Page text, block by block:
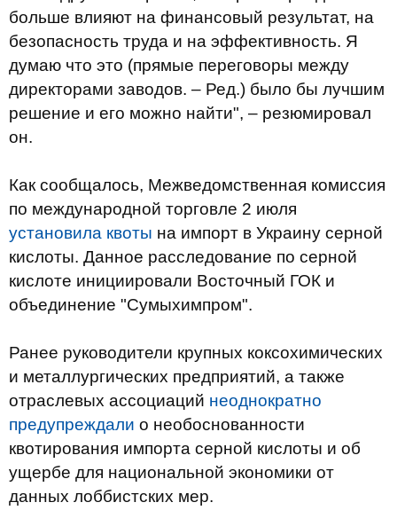
больше влияют на финансовый результат, на
безопасность труда и на эффективность. Я
думаю что это (прямые переговоры между
директорами заводов. – Ред.) было бы лучшим
решение и его можно найти", – резюмировал
он.
Как сообщалось, Межведомственная комиссия
по международной торговле 2 июля
установила квоты на импорт в Украину серной
кислоты. Данное расследование по серной
кислоте инициировали Восточный ГОК и
объединение "Сумыхимпром".
Ранее руководители крупных коксохимических
и металлургических предприятий, а также
отраслевых ассоциаций неоднократно
предупреждали о необоснованности
квотирования импорта серной кислоты и об
ущербе для национальной экономики от
данных лоббистских мер.